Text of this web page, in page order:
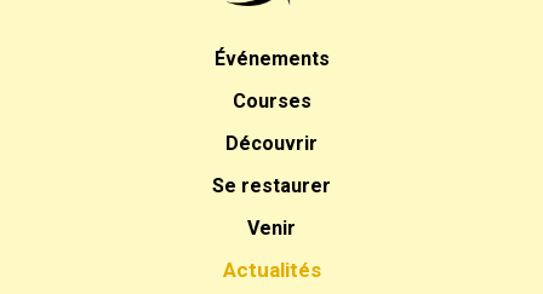
Événements
Courses
Découvrir
Se restaurer
Venir
Actualités